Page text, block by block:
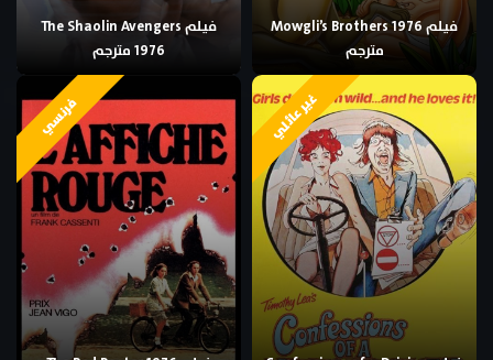
فيلم Mowgli’s Brothers 1976
مترجم
فيلم The Shaolin Avengers
1976 مترجم
غير عائلي فرنسي